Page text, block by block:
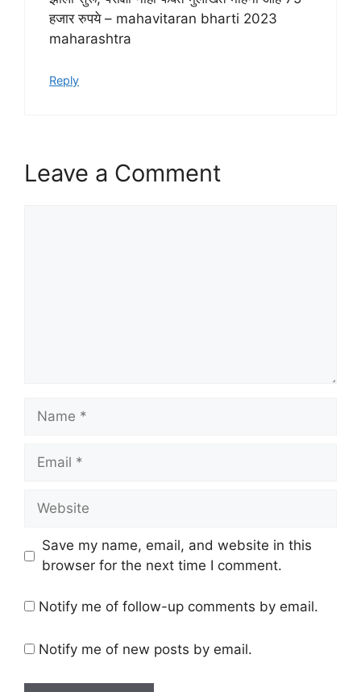
हजार रुपये – mahavitaran bharti 2023
maharashtra
Reply
Leave a Comment
Name
Email
Website
Save my name, email, and website in this
browser for the next time I comment.
Notify me of follow-up comments by email.
Notify me of new posts by email.